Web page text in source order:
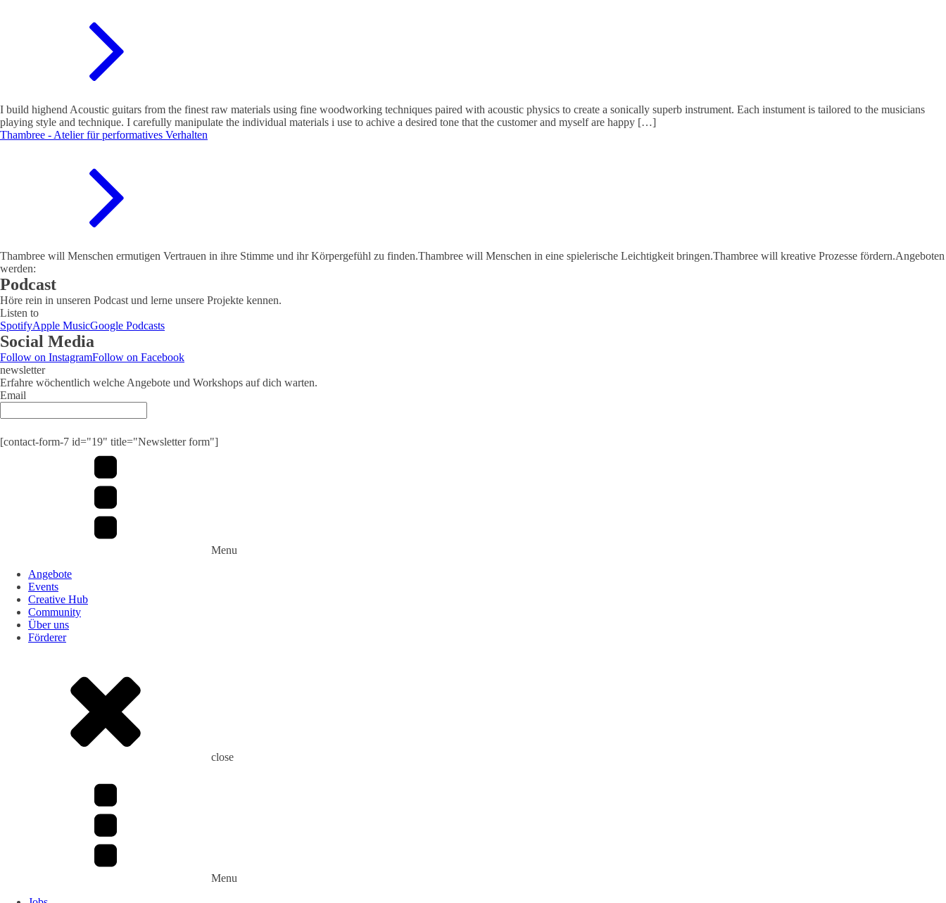
I build highend Acoustic guitars from the finest raw materials using fine woodworking techniques paired with acoustic physics to create a sonically superb instrument. Each instument is tailored to the musicians
playing style and technique. I carefully manipulate the individual materials i use to achive a desired tone that the customer and myself are happy […]
Thambree - Atelier für performatives Verhalten
Thambree will Menschen ermutigen Vertrauen in ihre Stimme und ihr Körpergefühl zu finden.Thambree will Menschen in eine spielerische Leichtigkeit bringen.Thambree will kreative Prozesse fördern.Angeboten
werden:
Podcast
Höre rein in unseren Podcast und lerne unsere Projekte kennen.
Listen to
SpotifyApple MusicGoogle Podcasts
Social Media
Follow on InstagramFollow on Facebook
newsletter
Erfahre wöchentlich welche Angebote und Workshops auf dich warten.
Email
[contact-form-7 id="19" title="Newsletter form"]
Menu
Angebote
Events
Creative Hub
Community
Über uns
Förderer
close
Menu